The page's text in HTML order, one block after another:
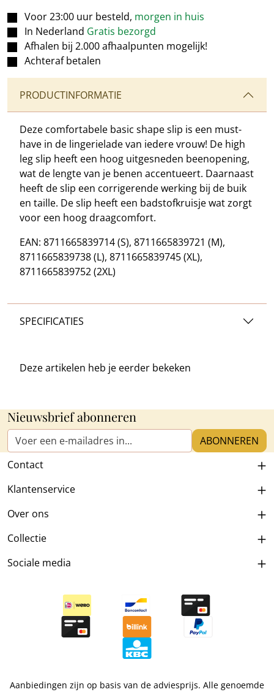
Voor 23:00 uur besteld, morgen in huis
In Nederland Gratis bezorgd
Afhalen bij 2.000 afhaalpunten mogelijk!
Achteraf betalen
PRODUCTINFORMATIE
Deze comfortabele basic shape slip is een must-
have in de lingerielade van iedere vrouw! De high
leg slip heeft een hoog uitgesneden beenopening,
wat de lengte van je benen accentueert. Daarnaast
heeft de slip een corrigerende werking bij de buik
en taille. De slip heeft een badstofkruisje wat zorgt
voor een hoog draagcomfort.
EAN: 8711665839714 (S), 8711665839721 (M),
8711665839738 (L), 8711665839745 (XL),
8711665839752 (2XL)
SPECIFICATIES
Deze artikelen heb je eerder bekeken
Nieuwsbrief abonneren
E-mailadres*
ABONNEREN
Contact
Klantenservice
Over ons
Collectie
Sociale media
Aanbiedingen zijn op basis van de adviesprijs. Alle genoemde